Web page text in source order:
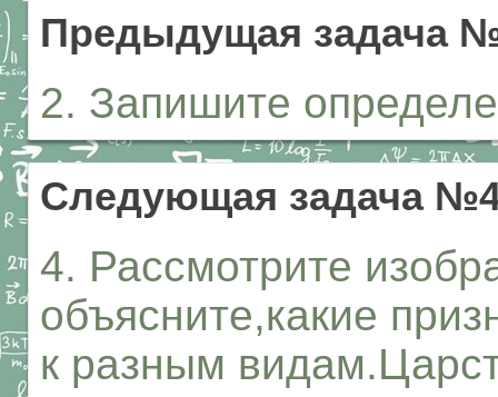
Предыдущая задача
2. Запишите
Следующая задача
4. Рассмотрите
объясните,какие
к разным